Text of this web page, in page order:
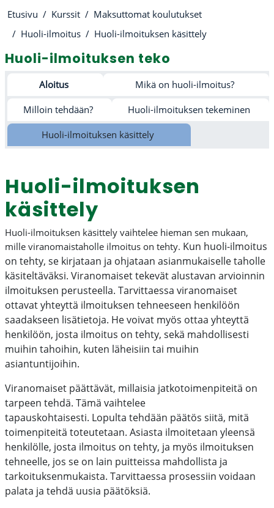
Etusivu Kurssit
Maksuttomat koulutukset
Huoli-ilmoitus
Huoli-ilmoituksen käsittely
Huoli-ilmoituksen teko
Osion ääriviiva
Aloitus Mikä on huoli-ilmoitus?
Milloin tehdään? Huoli-ilmoituksen tekeminen
Huoli-ilmoituksen käsittely
Huoli-ilmoituksen
käsittely
Huoli-ilmoituksen käsittely vaihtelee hieman sen mukaan,
mille viranomaistaholle ilmoitus on tehty. Kun huoli-ilmoitus
on tehty, se kirjataan ja ohjataan asianmukaiselle taholle
käsiteltäväksi. Viranomaiset tekevät alustavan arvioinnin
ilmoituksen perusteella. Tarvittaessa viranomaiset
ottavat yhteyttä ilmoituksen tehneeseen henkilöön
saadakseen lisätietoja. He voivat myös ottaa yhteyttä
henkilöön, josta ilmoitus on tehty, sekä mahdollisesti
muihin tahoihin, kuten läheisiin tai muihin
asiantuntijoihin.
Viranomaiset päättävät, millaisia jatkotoimenpiteitä on
tarpeen tehdä. Tämä vaihtelee
tapauskohtaisesti. Lopulta tehdään päätös siitä, mitä
toimenpiteitä toteutetaan. Asiasta ilmoitetaan yleensä
henkilölle, josta ilmoitus on tehty, ja myös ilmoituksen
tehneelle, jos se on lain puitteissa mahdollista ja
tarkoituksenmukaista. Tarvittaessa prosessiin voidaan
palata ja tehdä uusia päätöksiä.